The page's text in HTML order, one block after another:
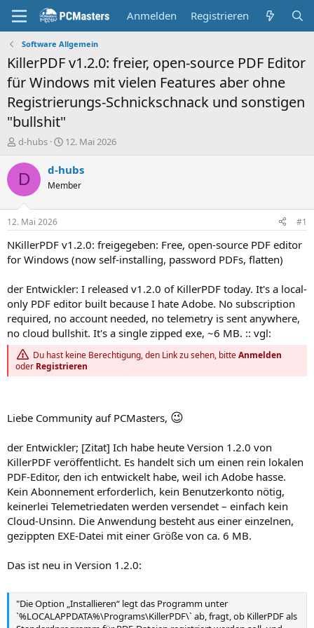
Anmelden Registrieren
Software Allgemein
KillerPDF v1.2.0: freier, open-source PDF Editor
für Windows mit vielen Features aber ohne
Registrierungs-Schnickschnack und sonstigen
"bullshit"
E
s
e
r
d-hubs
E
s
e
t
a
m
12. Mai 2026
D d-hubs
Member
12. Mai 2026 #1
NKillerPDF v1.2.0: freigegeben: Free, open-source PDF editor
for Windows (now self-installing, password PDFs, flatten)
der Entwickler: I released v1.2.0 of KillerPDF today. It's a local-
only PDF editor built because I hate Adobe. No subscription
required, no account needed, no telemetry is sent anywhere,
no cloud bullshit. It's a single zipped exe, ~6 MB. :: vgl:
Du hast keine Berechtigung, den Link zu sehen, bitteAnmelden
oder Registrieren
Liebe Community auf PCMasters, 😉
der Entwickler; [Zitat] Ich habe heute Version 1.2.0 von
KillerPDF veröffentlicht. Es handelt sich um einen rein lokalen
PDF-Editor, den ich entwickelt habe, weil ich Adobe hasse.
Kein Abonnement erforderlich, kein Benutzerkonto nötig,
keinerlei Telemetriedaten werden versendet – einfach kein
Cloud-Unsinn. Die Anwendung besteht aus einer einzelnen,
gezippten EXE-Datei mit einer Größe von ca. 6 MB.
Das ist neu in Version 1.2.0:
"Die Option „Installieren“ legt das Programm unter
`%LOCALAPPDATA%\Programs\KillerPDF\` ab, fragt, ob KillerPDF als